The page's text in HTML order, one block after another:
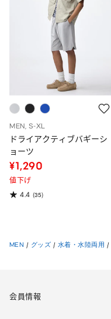
MEN, S-XL
ドライアクティブバギーシ
ョーツ
¥1,290
値下げ
4.4 (35)
MEN / グッズ / 水着・水陸両用 /
会員情報